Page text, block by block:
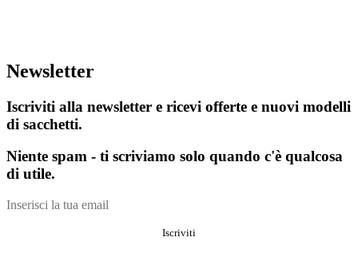
Newsletter
Iscriviti alla newsletter e ricevi offerte e nuovi modelli
di sacchetti.
Niente spam - ti scriviamo solo quando c'è qualcosa
di utile.